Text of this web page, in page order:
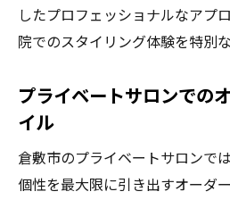
したプロフェッショナルなアプ
院でのスタイリング体験を特別
プライベートサロンでの
イル
倉敷市のプライベートサロンで
個性を最大限に引き出すオーダ